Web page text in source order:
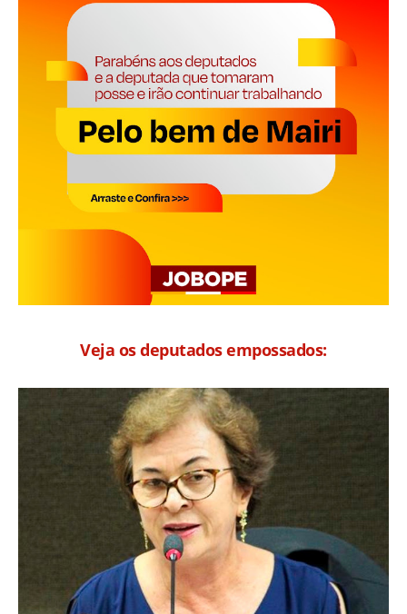
Veja os deputados empossados: